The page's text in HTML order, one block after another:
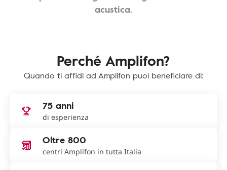
acustica.
Perché Amplifon?
Quando ti affidi ad Amplifon puoi beneficiare di:
75 anni
di esperienza
Oltre 800
centri Amplifon in tutta Italia